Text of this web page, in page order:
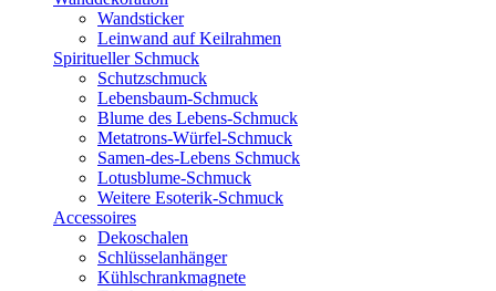
Wandsticker
Leinwand auf Keilrahmen
Spiritueller Schmuck
Schutzschmuck
Lebensbaum-Schmuck
Blume des Lebens-Schmuck
Metatrons-Würfel-Schmuck
Samen-des-Lebens Schmuck
Lotusblume-Schmuck
Weitere Esoterik-Schmuck
Accessoires
Dekoschalen
Schlüsselanhänger
Kühlschrankmagnete